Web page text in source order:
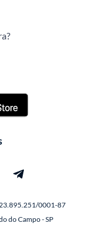
23.895.251/0001-87
do Campo - SP